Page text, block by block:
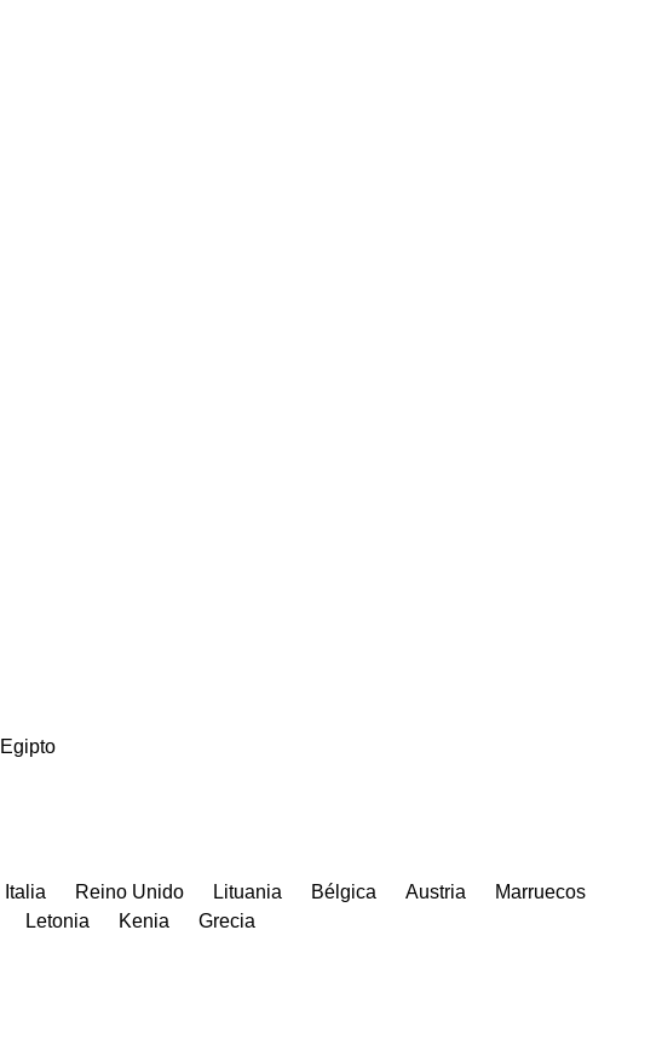
Egipto
Italia Reino Unido Lituania Bélgica Austria
Marruecos
Letonia Kenia
Grecia